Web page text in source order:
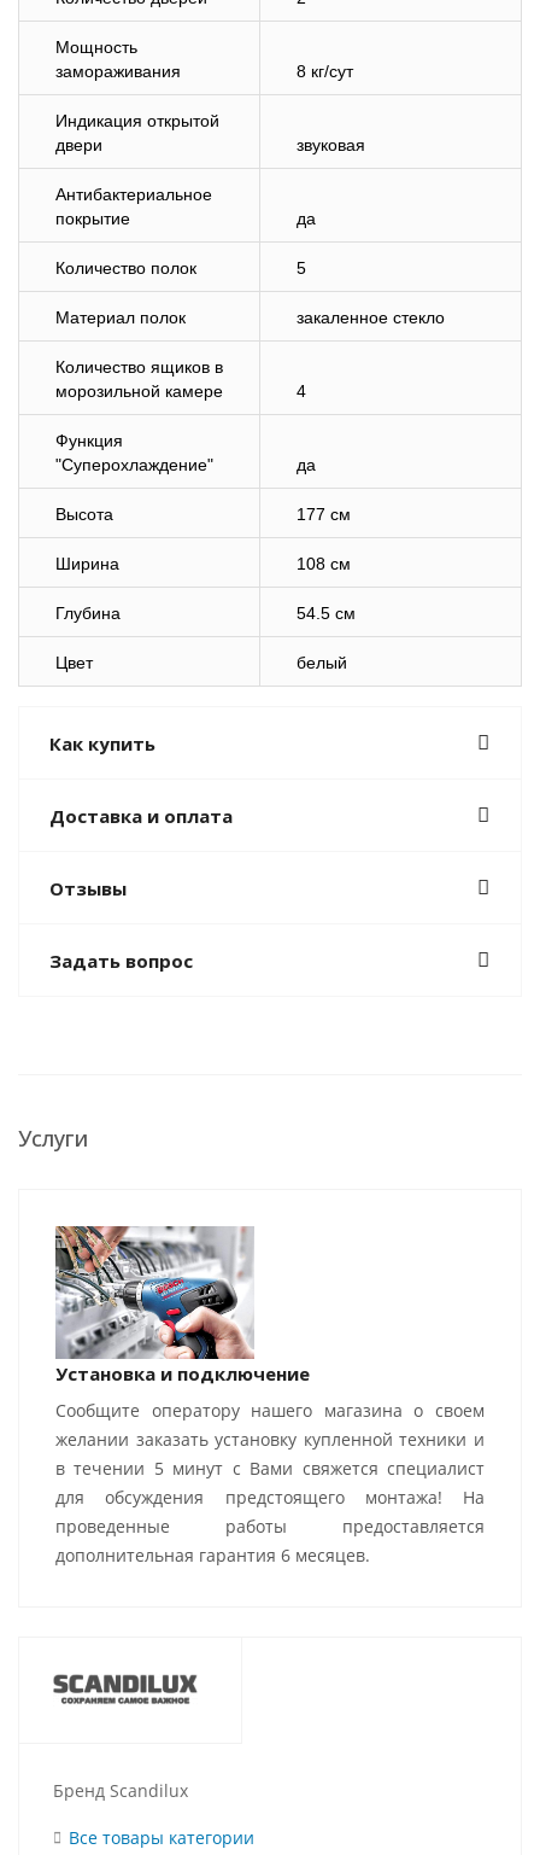
Мощность
замораживания
8 кг/сут
Индикация открытой
двери
звуковая
Антибактериальное
покрытие
да
Количество полок 5
Материал полок закаленное стекло
Количество ящиков в
морозильной камере
4
Функция
"Суперохлаждение"
да
Высота 177 см
Ширина 108 см
Глубина 54.5 см
Цвет белый
Как купить
Доставка и оплата
Отзывы
Задать вопрос
Услуги
Установка и подключение
Сообщите оператору нашего магазина о своем
желании заказать установку купленной техники и
в течении 5 минут с Вами свяжется специалист
для обсуждения предстоящего монтажа! На
проведенные работы предоставляется
дополнительная гарантия 6 месяцев.
Бренд Scandilux
Все товары категории